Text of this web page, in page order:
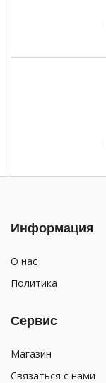
Информация
О нас
Политика
Сервис
Магазин
Связаться с нами